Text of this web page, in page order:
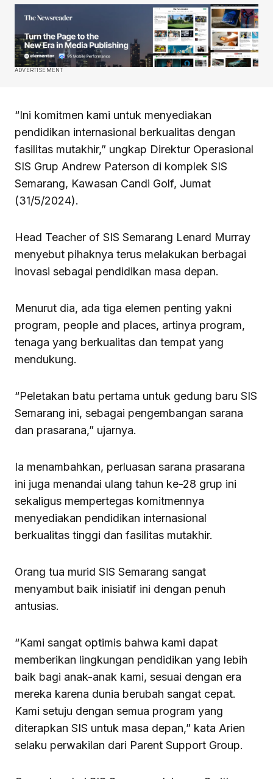
ADVERTISEMENT
“Ini komitmen kami untuk menyediakan
pendidikan internasional berkualitas dengan
fasilitas mutakhir,” ungkap Direktur Operasional
SIS Grup Andrew Paterson di komplek SIS
Semarang, Kawasan Candi Golf, Jumat
(31/5/2024).
Head Teacher of SIS Semarang Lenard Murray
menyebut pihaknya terus melakukan berbagai
inovasi sebagai pendidikan masa depan.
Menurut dia, ada tiga elemen penting yakni
program, people and places, artinya program,
tenaga yang berkualitas dan tempat yang
mendukung.
“Peletakan batu pertama untuk gedung baru SIS
Semarang ini, sebagai pengembangan sarana
dan prasarana,” ujarnya.
Ia menambahkan, perluasan sarana prasarana
ini juga menandai ulang tahun ke-28 grup ini
sekaligus mempertegas komitmennya
menyediakan pendidikan internasional
berkualitas tinggi dan fasilitas mutakhir.
Orang tua murid SIS Semarang sangat
menyambut baik inisiatif ini dengan penuh
antusias.
“Kami sangat optimis bahwa kami dapat
memberikan lingkungan pendidikan yang lebih
baik bagi anak-anak kami, sesuai dengan era
mereka karena dunia berubah sangat cepat.
Kami setuju dengan semua program yang
diterapkan SIS untuk masa depan,” kata Arien
selaku perwakilan dari Parent Support Group.